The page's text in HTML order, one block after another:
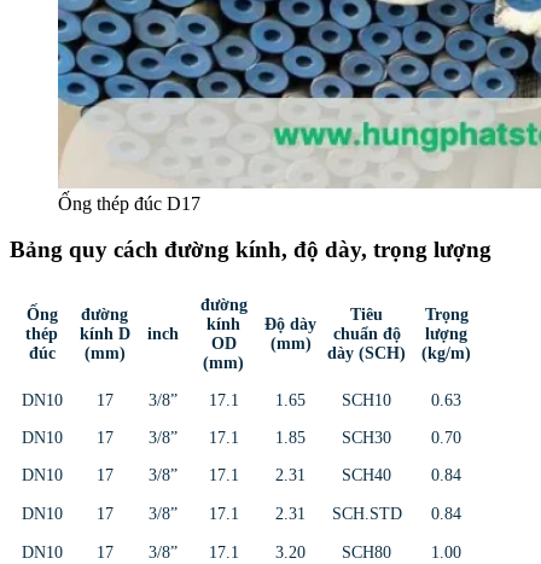
Ống thép đúc D17
Bảng quy cách đường kính, độ dày, trọng lượng
Ống
thép
đúc
đường
kính D
(mm)
inch
đường
kính
OD
(mm)
Độ dày
(mm)
Tiêu
chuẩn độ
dày (SCH)
Trọng
lượng
(kg/m)
DN10 17 3/8” 17.1 1.65 SCH10 0.63
DN10 17 3/8” 17.1 1.85 SCH30 0.70
DN10 17 3/8” 17.1 2.31 SCH40 0.84
DN10 17 3/8” 17.1 2.31 SCH.STD 0.84
DN10 17 3/8” 17.1 3.20 SCH80 1.00